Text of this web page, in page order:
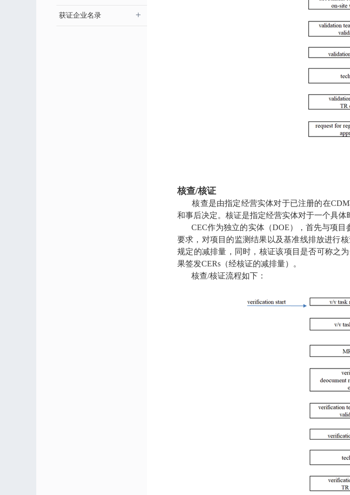
获证企业名录
核查/核证
核查是由指定经营实体对于已注册的在CDM
和事后决定。核证是指定经营实体对于一个具
CEC作为独立的实体（DOE），首先与项目
要求，对项目的监测结果以及基准线排放进行
规定的减排量，同时，核证该项目是否可称之
果签发CERs（经核证的减排量）。
核查/核证流程如下：